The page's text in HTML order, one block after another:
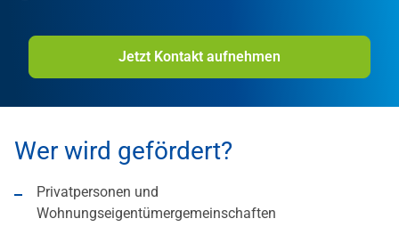
Jetzt Kontakt aufnehmen
Wer wird gefördert?
Privatpersonen und
Wohnungseigentümergemeinschaften